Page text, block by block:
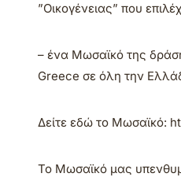
”Οικογένειας” που
– ένα Μωσαϊκό της
Greece σε όλη την
Δείτε εδώ το Μωσαϊκό:
Το Μωσαϊκό μας